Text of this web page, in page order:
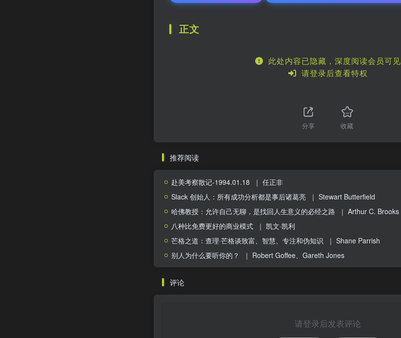
正文
此处内容已隐藏，深度阅读会员可见
请登录后查看特权
分享 收藏
推荐阅读
赴美考察散记-1994.01.18 ｜ 任正非
Slack 创始人：所有成功分析都是事后诸葛亮 ｜ Stewart Butterfield
哈佛教授：允许自己无聊，是找回人生意义的必经之路 ｜ Arthur C. Brooks
八种比免费更好的商业模式 ｜ 凯文·凯利
芒格之道：查理·芒格谈致富、智慧、专注和伪知识 ｜ Shane Parrish
别人为什么要听你的？
｜ Robert Goffee、Gareth Jones
评论
请登录后发表评论